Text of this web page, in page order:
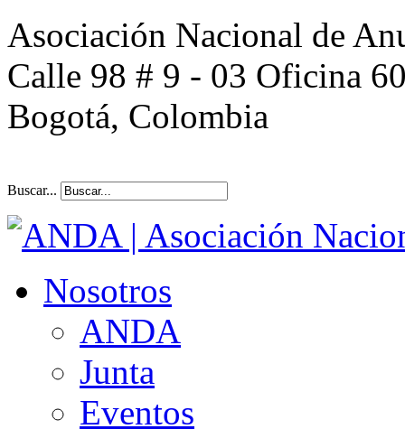
Asociación Nacional de
Calle 98 # 9 - 03 Oficina
Bogotá, Colombia
Buscar...
Nosotros
ANDA
Junta
Eventos